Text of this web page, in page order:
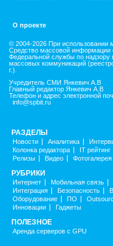
О проекте
© 2004-2026 При использовании
Средство массовой информации
Федеральной службы по
массовых коммуникаций
г.).
Учредитель СМИ Янкевич А.В
Главный редактор Янкевич А.В
Телефон и адрес электронной
info@spbit.ru
РАЗДЕЛЫ
Новости Аналитика
Колонка редактора
IT рейтинг
Релизы
Видео Фотогалерея
РУБРИКИ
Интернет Мобильная связь
Интеграция
Безопасность
Оборудование
ПО
Инновации
Гаджеты
ПОЛЕЗНОЕ
Аренда серверов с GPU